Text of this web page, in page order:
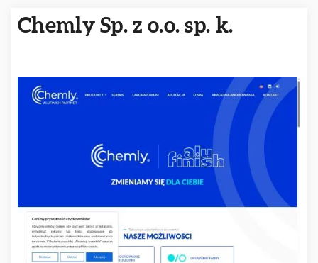
Chemly Sp. z o.o. sp. k.